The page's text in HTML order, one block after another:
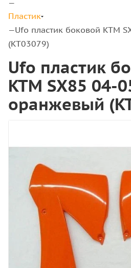
—
Пластик
—Ufo пластик боковой KTM
(KT03079)
Ufo пластик
KTM SX85 04-
оранжевый